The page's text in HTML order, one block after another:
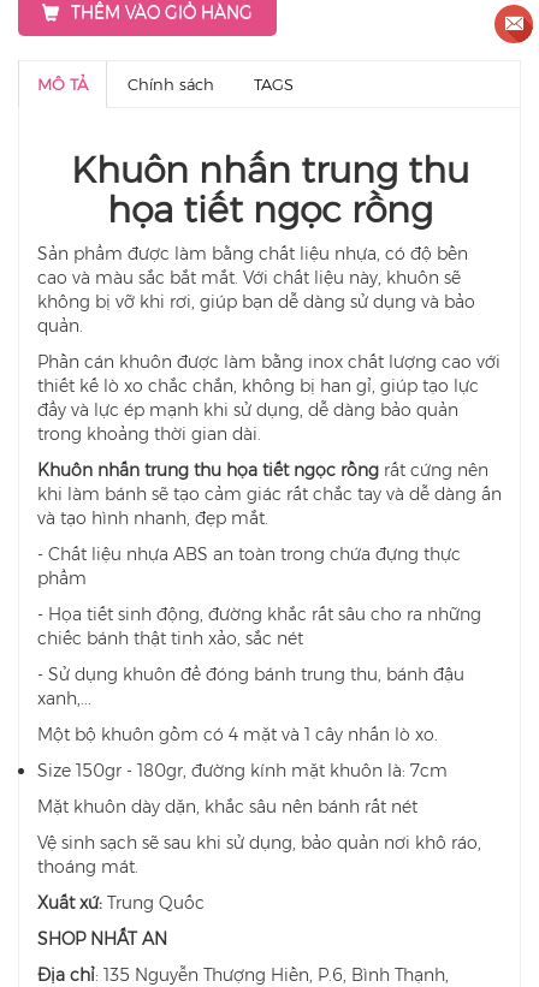
THÊM VÀO GIỎ HÀNG
MÔ TẢ Chính sách TAGS
Khuôn nhấn trung thu
họa tiết ngọc rồng
Sản phẩm được làm bằng chất liệu nhựa, có độ bền
cao và màu sắc bắt mắt. Với chất liệu này, khuôn sẽ
không bị vỡ khi rơi, giúp bạn dễ dàng sử dụng và bảo
quản.
Phần cán khuôn được làm bằng inox chất lượng cao với
thiết kế lò xo chắc chắn, không bị han gỉ, giúp tạo lực
đẩy và lực ép mạnh khi sử dụng, dễ dàng bảo quản
trong khoảng thời gian dài.
Khuôn nhấn trung thu họa tiết ngọc rồng rất cứng nên
khi làm bánh sẽ tạo cảm giác rất chắc tay và dễ dàng ấn
và tạo hình nhanh, đẹp mắt.
- Chất liệu nhựa ABS an toàn trong chứa đựng thực
phẩm
- Họa tiết sinh động, đường khắc rất sâu cho ra những
chiếc bánh thật tinh xảo, sắc nét
- Sử dụng khuôn để đóng bánh trung thu, bánh đậu
xanh,...
Một bộ khuôn gồm có 4 mặt và 1 cây nhấn lò xo.
Size 150gr - 180gr, đường kính mặt khuôn là: 7cm
Mặt khuôn dày dặn, khắc sâu nên bánh rất nét
Vệ sinh sạch sẽ sau khi sử dụng, bảo quản nơi khô ráo,
thoáng mát.
Xuất xứ: Trung Quốc
SHOP NHẤT AN
Địa chỉ: 135 Nguyễn Thượng Hiền, P.6, Bình Thạnh,